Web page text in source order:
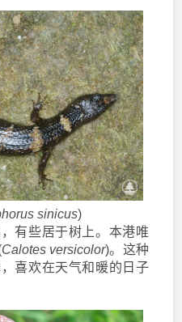
sinicus)
有些居于树上。本港唯
Calotes versicolor)。这种
喜欢在天气和暖的日子